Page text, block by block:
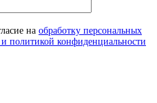
на обработку персональных
политикой конфиденциальности